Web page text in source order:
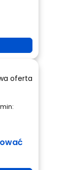
oferta